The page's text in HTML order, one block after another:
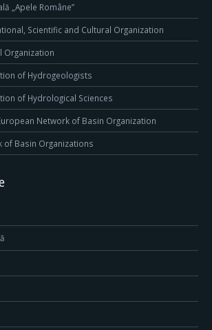
„Apele Române”
Scientific and Cultural Organization
Organization
of Hydrogeologists
of Hydrological Sciences
Network of Basin Organization
of Basin Organizations